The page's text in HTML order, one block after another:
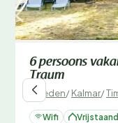
6 persoons
Traum
Zweden/Kalmar/
Wifi Vrijstaand